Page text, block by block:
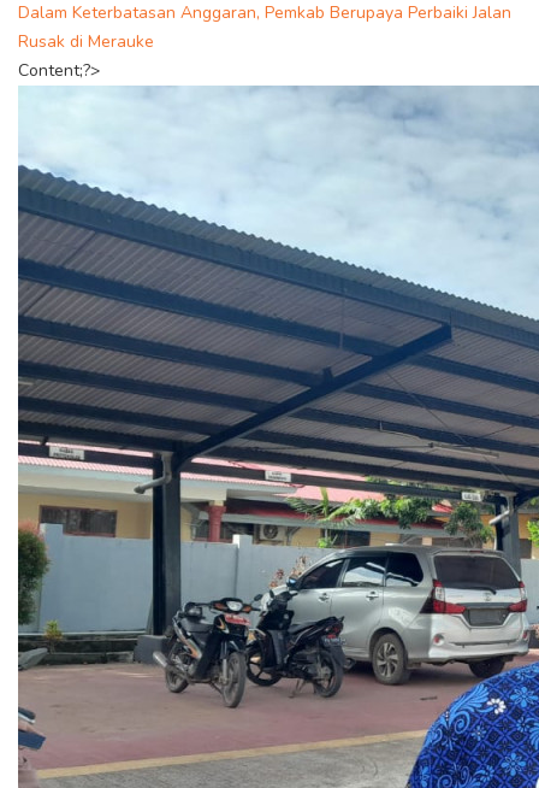
Dalam Keterbatasan Anggaran, Pemkab Berupaya Perbaiki Jalan
Rusak di Merauke
Content;?>